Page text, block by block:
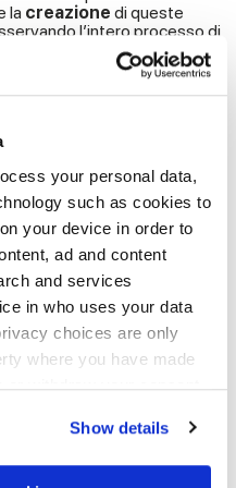
your personal data,
such as cookies to
your device in order to
ad and content
and services
in who uses your data
choices are only
where you have made
or withdraw your consent
Show details
la creazione di queste
l’intero processo di
materie prime fino alla
vari contesti di applicazione,
di questi materiali: è la
che porta i ragazzi a passare
produttivo attuale, al
persegue un
più consapevole e
del prodotto
fasi di lavorazione e
packaging, energia e